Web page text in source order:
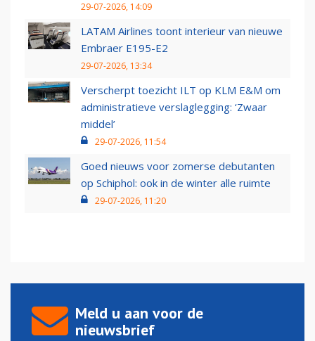
29-07-2026, 14:09
LATAM Airlines toont interieur van nieuwe
Embraer E195-E2
29-07-2026, 13:34
Verscherpt toezicht ILT op KLM E&M om
administratieve verslaglegging: ‘Zwaar
middel’
29-07-2026, 11:54
Goed nieuws voor zomerse debutanten
op Schiphol: ook in de winter alle ruimte
29-07-2026, 11:20
Meld u aan voor de
nieuwsbrief